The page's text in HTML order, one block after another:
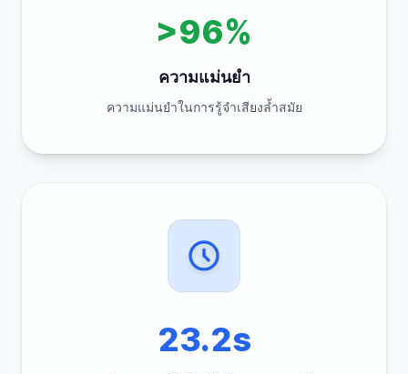
>96%
ความแม่นยำ
ความแม่นยำในการรู้จำเสียงล้ำสมัย
23.2s